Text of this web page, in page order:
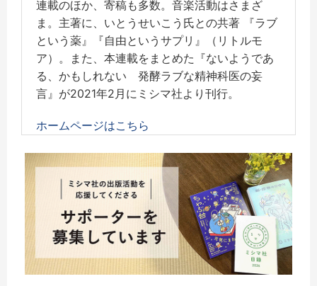
連載のほか、寄稿も多数。音楽活動はさまざ
ま。主著に、いとうせいこう氏との共著 『ラブ
という薬』『自由というサプリ』（リトルモ
ア）。また、本連載をまとめた『ないようであ
る、かもしれない 発酵ラブな精神科医の妄
言』が2021年2月にミシマ社より刊行。
ホームページはこちら